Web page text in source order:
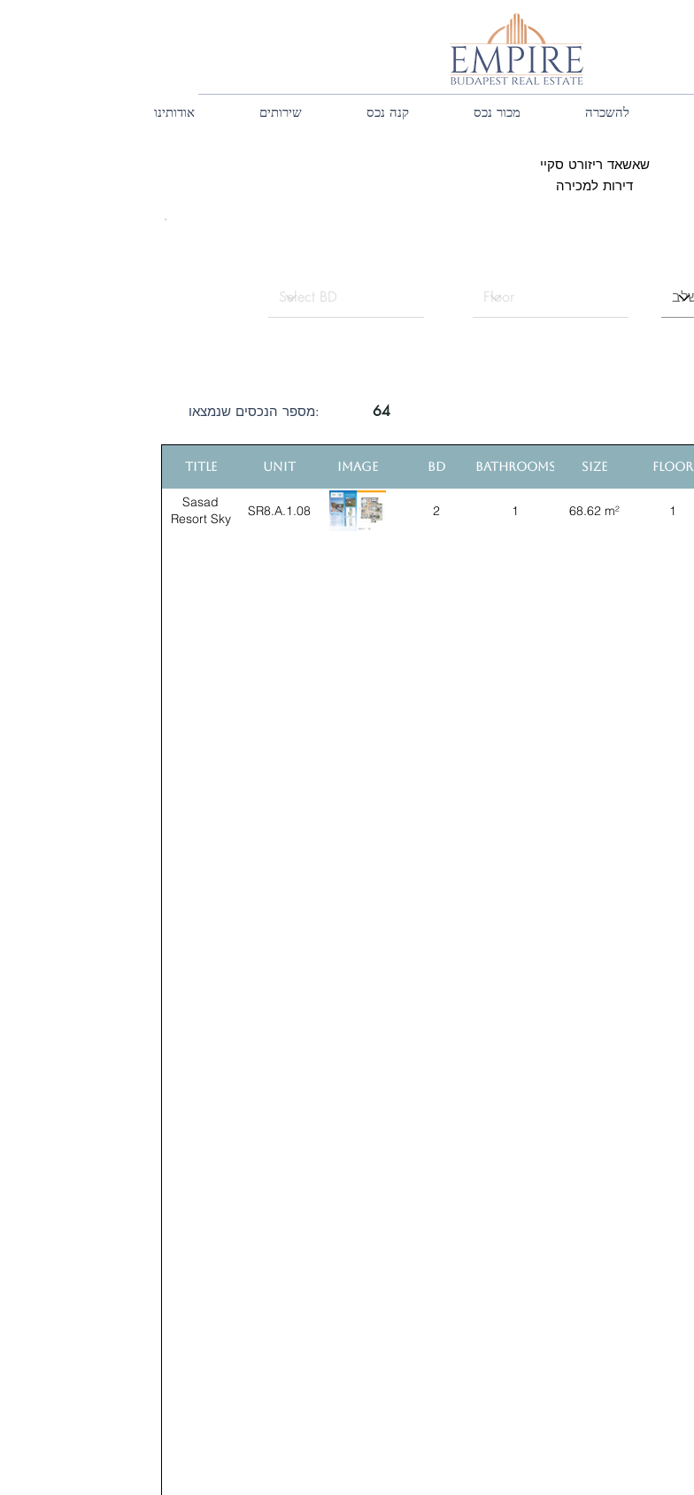
אודותינו שירותים קנה נכס מכור נכס להשכרה
שאשאד ריזורט סקיי
דירות למכירה
מספר הנכסים שנמצאו: 64
Title Unit Image BD Bathrooms Size Floor
Sasad
Resort Sky
SR8.A.1.08 2 1 68.62 m² 1